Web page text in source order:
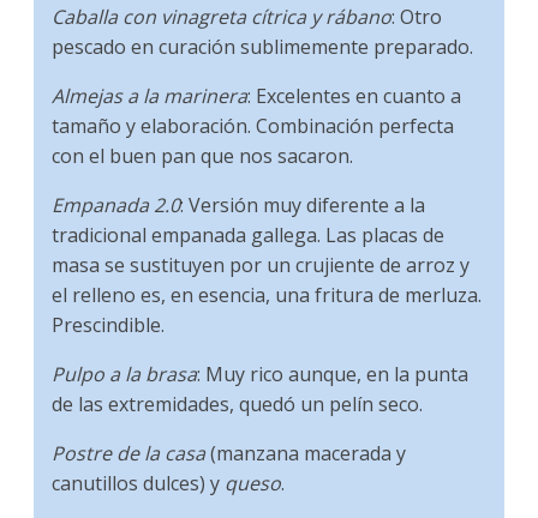
Caballa con vinagreta cítrica y rábano: Otro
pescado en curación sublimemente preparado.
Almejas a la marinera: Excelentes en cuanto a
tamaño y elaboración. Combinación perfecta
con el buen pan que nos sacaron.
Empanada 2.0: Versión muy diferente a la
tradicional empanada gallega. Las placas de
masa se sustituyen por un crujiente de arroz y
el relleno es, en esencia, una fritura de merluza.
Prescindible.
Pulpo a la brasa: Muy rico aunque, en la punta
de las extremidades, quedó un pelín seco.
Postre de la casa(manzana macerada y
canutillos dulces) y queso.